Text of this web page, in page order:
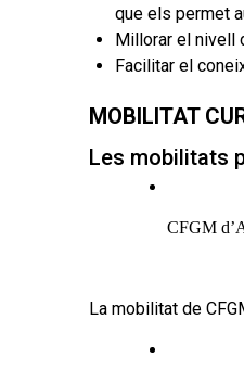
que els permet
Millorar el nivell
Facilitar el
MOBILITAT
Les mobilitats
CFGM
La mobilitat de